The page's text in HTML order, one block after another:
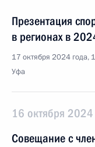
Презентация
в регионах в
17 октября 2024 года,
Уфа
16 октября 2024
Совещание с